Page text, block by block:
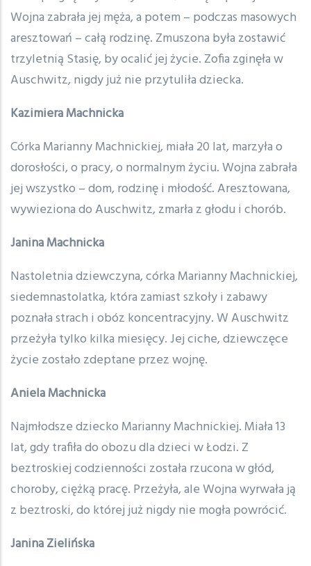
Wojna zabrała jej męża, a potem – podczas masowych
aresztowań – całą rodzinę. Zmuszona była zostawić
trzyletnią Stasię, by ocalić jej życie. Zofia zginęła w
Auschwitz, nigdy już nie przytuliła dziecka.
Kazimiera Machnicka
Córka Marianny Machnickiej, miała 20 lat, marzyła o
dorosłości, o pracy, o normalnym życiu. Wojna zabrała
jej wszystko – dom, rodzinę i młodość. Aresztowana,
wywieziona do Auschwitz, zmarła z głodu i chorób.
Janina Machnicka
Nastoletnia dziewczyna, córka Marianny Machnickiej,
siedemnastolatka, która zamiast szkoły i zabawy
poznała strach i obóz koncentracyjny. W Auschwitz
przeżyła tylko kilka miesięcy. Jej ciche, dziewczęce
życie zostało zdeptane przez wojnę.
Aniela Machnicka
Najmłodsze dziecko Marianny Machnickiej. Miała 13
lat, gdy trafiła do obozu dla dzieci w Łodzi. Z
beztroskiej codzienności została rzucona w głód,
choroby, ciężką pracę. Przeżyła, ale Wojna wyrwała ją
z beztroski, do której już nigdy nie mogła powrócić.
Janina Zielińska